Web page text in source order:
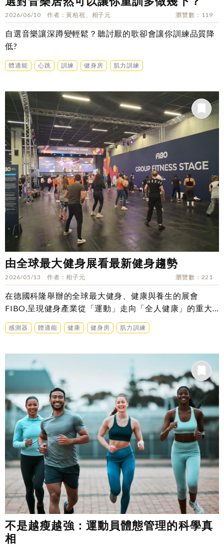
2026/06/10 作者 黃柏祝、相子元 瀏覽數 119
自選音樂讓深蹲變輕鬆？聽討厭的歌卻會讓你訓練品質降
低?
體適能 心跳 訓練 健身房 肌力訓練
由全球最大健身展看最新健身趨勢
2026/05/13 作者 相子元 瀏覽數 221
在德國科隆舉辦的全球最大健身、健康與養生的展會
FIBO,呈現健身產業從「運動」走向「全人健康」的重大
轉型。
感測器 體適能 健康 健身房 肌力訓練
不是越瘦越強：運動員體態管理的科學真
相